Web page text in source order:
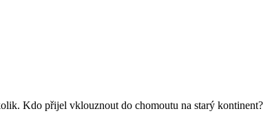
Kdo přijel vklouznout do chomoutu na starý kontinent?